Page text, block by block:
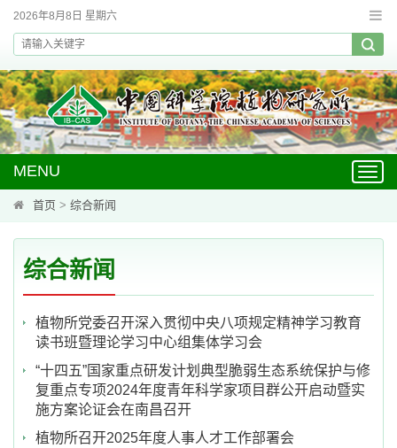
2026年8月8日 星期六
MENU
首页 > 综合新闻
综合新闻
植物所党委召开深入贯彻中央八项规定精神学习教育
读书班暨理论学习中心组集体学习会
“十四五”国家重点研发计划典型脆弱生态系统保护与修
复重点专项2024年度青年科学家项目群公开启动暨实
施方案论证会在南昌召开
植物所召开2025年度人事人才工作部署会